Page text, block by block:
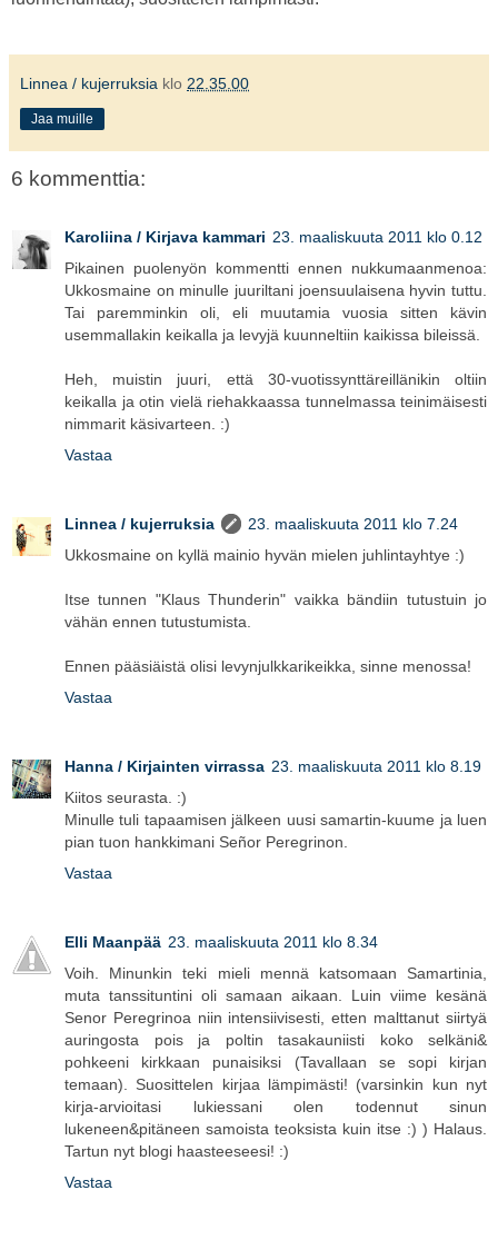
Linnea / kujerruksia klo 22.35.00
Jaa muille
6 kommenttia:
Karoliina / Kirjava kammari 23. maaliskuuta 2011 klo 0.12
Pikainen puolenyön kommentti ennen nukkumaanmenoa:
Ukkosmaine on minulle juuriltani joensuulaisena hyvin tuttu.
Tai paremminkin oli, eli muutamia vuosia sitten kävin
usemmallakin keikalla ja levyjä kuunneltiin kaikissa bileissä.
Heh, muistin juuri, että 30-vuotissynttäreillänikin oltiin
keikalla ja otin vielä riehakkaassa tunnelmassa teinimäisesti
nimmarit käsivarteen. :)
Vastaa
Linnea / kujerruksia
23. maaliskuuta 2011 klo 7.24
Ukkosmaine on kyllä mainio hyvän mielen juhlintayhtye :)
Itse tunnen "Klaus Thunderin" vaikka bändiin tutustuin jo
vähän ennen tutustumista.
Ennen pääsiäistä olisi levynjulkkarikeikka, sinne menossa!
Vastaa
Hanna / Kirjainten virrassa 23. maaliskuuta 2011 klo 8.19
Kiitos seurasta. :)
Minulle tuli tapaamisen jälkeen uusi samartin-kuume ja luen
pian tuon hankkimani Señor Peregrinon.
Vastaa
Elli Maanpää 23. maaliskuuta 2011 klo 8.34
Voih. Minunkin teki mieli mennä katsomaan Samartinia,
muta tanssituntini oli samaan aikaan. Luin viime kesänä
Senor Peregrinoa niin intensiivisesti, etten malttanut siirtyä
auringosta pois ja poltin tasakauniisti koko selkäni&
pohkeeni kirkkaan punaisiksi (Tavallaan se sopi kirjan
temaan). Suosittelen kirjaa lämpimästi! (varsinkin kun nyt
kirja-arvioitasi lukiessani olen todennut sinun
lukeneen&pitäneen samoista teoksista kuin itse :) ) Halaus.
Tartun nyt blogi haasteeseesi! :)
Vastaa